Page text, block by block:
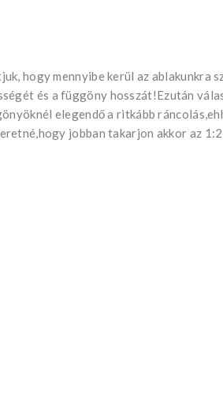
hogy mennyibe kerül az ablakunkra
és a függöny hosszát!Ezután
elegendő a ritkább
jobban takarjon akkor az